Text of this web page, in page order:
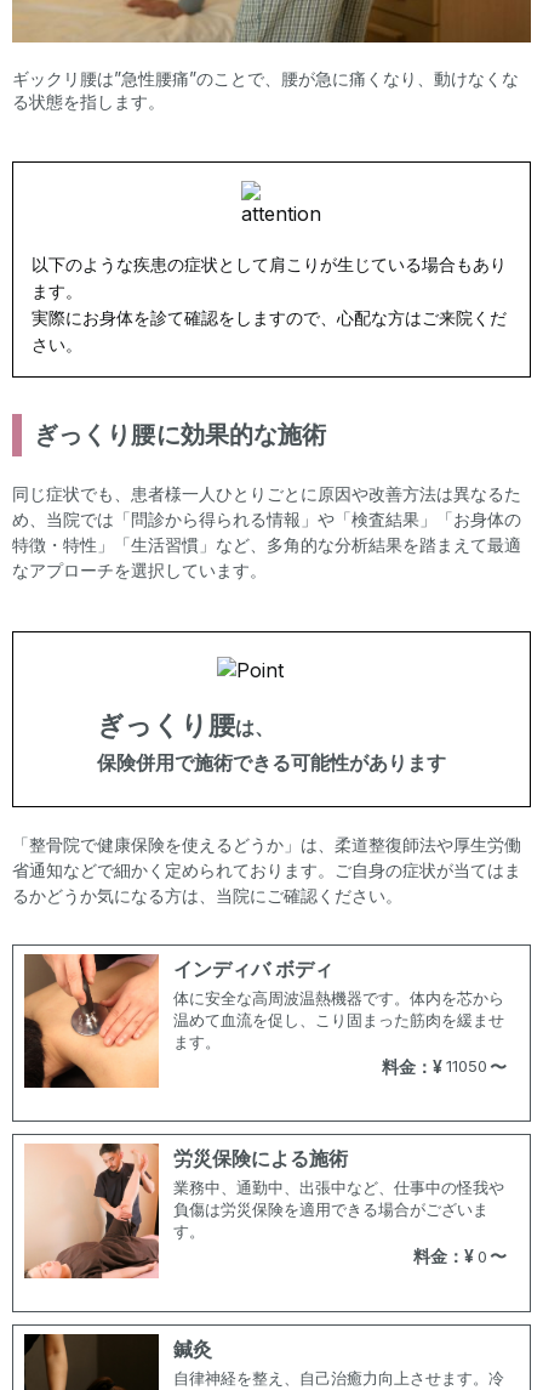
ギックリ腰は”急性腰痛”のことで、腰が急に痛くなり、動けなくな
る状態を指します。
以下のような疾患の症状として肩こりが生じている場合もあり
ます。
実際にお身体を診て確認をしますので、心配な方はご来院くだ
さい。
ぎっくり腰に効果的な施術
同じ症状でも、患者様一人ひとりごとに原因や改善方法は異なるた
め、当院では「問診から得られる情報」や「検査結果」「お身体の
特徴・特性」「生活習慣」など、多角的な分析結果を踏まえて最適
なアプローチを選択しています。
ぎっくり腰は、
保険併用で施術できる可能性があります
「整骨院で健康保険を使えるどうか」は、柔道整復師法や厚生労働
省通知などで細かく定められております。ご自身の症状が当てはま
るかどうか気になる方は、当院にご確認ください。
インディバ ボディ
体に安全な高周波温熱機器です。体内を芯から
温めて血流を促し、こり固まった筋肉を緩ませ
ます。
料金：¥11050〜
労災保険による施術
業務中、通勤中、出張中など、仕事中の怪我や
負傷は労災保険を適用できる場合がございま
す。
料金：¥0〜
鍼灸
自律神経を整え、自己治癒力向上させます。冷